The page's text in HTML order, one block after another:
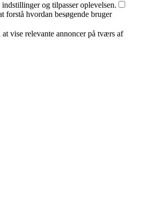
og tilpasser oplevelsen.
forstå hvordan besøgende bruger
vise relevante annoncer på tværs af